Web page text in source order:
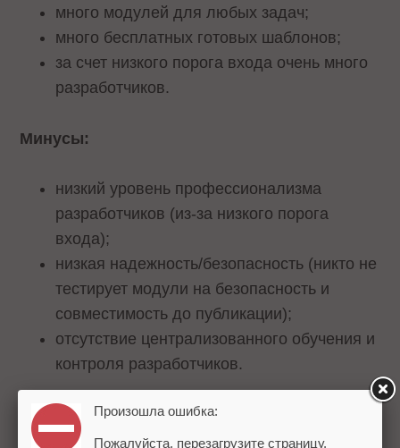
много модулей для любых задач;
много бесплатных готовых шаблонов;
за счет низкого порога входа очень много
разработчиков.
Минусы:
низкий уровень профессионализма
разработчиков (из-за низкого порога
входа);
низкая надежность/безопасность (никто не
тестирует модули на безопасность и
совместимость до публикации);
отсутствие централизованного обучения и
контроля разработчиков.
Вывод:
Произошла ошибка:
Пожалуйста, перезагрузите страницу.